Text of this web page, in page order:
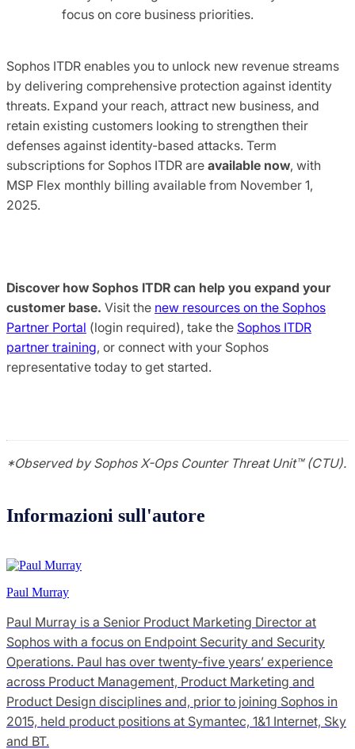
focus on core business priorities.
Sophos ITDR enables you to unlock new revenue streams
by delivering comprehensive protection against identity
threats. Expand your reach, attract new business, and
retain existing customers looking to strengthen their
defenses against identity-based attacks. Term
subscriptions for Sophos ITDR are available now, with
MSP Flex monthly billing available from November 1,
2025.
Discover how Sophos ITDR can help you expand your
customer base. Visit the new resources on the Sophos
Partner Portal (login required), take the Sophos ITDR
partner training, or connect with your Sophos
representative today to get started.
*Observed by Sophos X-Ops Counter Threat Unit™ (CTU).
Informazioni sull'autore
Paul Murray
Paul Murray is a Senior Product Marketing Director at
Sophos with a focus on Endpoint Security and Security
Operations. Paul has over twenty-five years’ experience
across Product Management, Product Marketing and
Product Design disciplines and, prior to joining Sophos in
2015, held product positions at Symantec, 1&1 Internet, Sky
and BT.